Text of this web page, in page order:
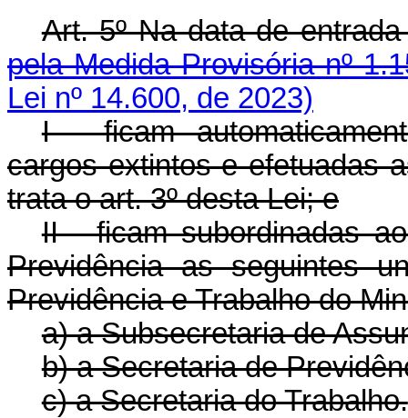
Art. 5º Na data de
pela Medida Provisória nº
Lei nº 14.600, de 2023)
I - ficam
cargos extintos e efetuadas
trata o art. 3º desta Lei; e
II - ficam subordinadas
Previdência as seguintes
Previdência e Trabalho do
a) a Subsecretaria de
b) a Secretaria de
c) a Secretaria do Trabalho.